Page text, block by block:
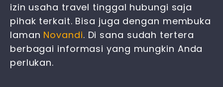
izin usaha travel tinggal hubungi saja
pihak terkait. Bisa juga dengan membuka
laman Novandi. Di sana sudah tertera
berbagai informasi yang mungkin Anda
perlukan.